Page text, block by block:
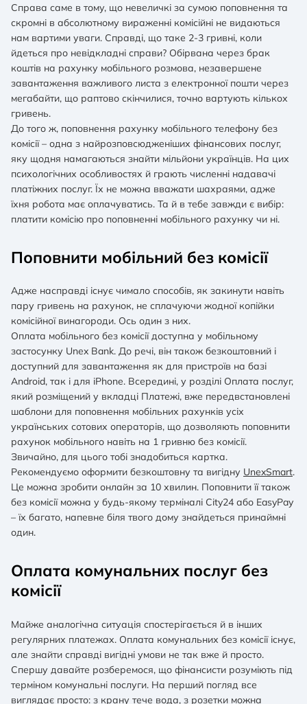
Справа саме в тому, що невеличкі за сумою поповнення та
скромні в абсолютному вираженні комісійні не видаються
нам вартими уваги. Справді, що таке 2-3 гривні, коли
йдеться про невідкладні справи? Обірвана через брак
коштів на рахунку мобільного розмова, незавершене
завантаження важливого листа з електронної пошти через
мегабайти, що раптово скінчилися, точно вартують кількох
гривень.
До того ж, поповнення рахунку мобільного телефону без
комісії – одна з найрозповсюдженіших фінансових послуг,
яку щодня намагаються знайти мільйони українців. На цих
психологічних особливостях й грають численні надавачі
платіжних послуг. Їх не можна вважати шахраями, адже
їхня робота має оплачуватись. Та й в тебе завжди є вибір:
платити комісію про поповненні мобільного рахунку чи ні.
Поповнити мобільний без комісії
Адже насправді існує чимало способів, як закинути навіть
пару гривень на рахунок, не сплачуючи жодної копійки
комісійної винагороди. Ось один з них.
Оплата мобільного без комісії доступна у мобільному
застосунку Unex Bank. До речі, він також безкоштовний і
доступний для завантаження як для пристроїв на базі
Android, так і для iPhone. Всередині, у розділі Оплата послуг,
який розміщений у вкладці Платежі, вже передвстановлені
шаблони для поповнення мобільних рахунків усіх
українських сотових операторів, що дозволяють поповнити
рахунок мобільного навіть на 1 гривню без комісії.
Звичайно, для цього тобі знадобиться картка.
Рекомендуємо оформити безкоштовну та вигідну UnexSmart.
Це можна зробити онлайн за 10 хвилин. Поповнити її також
без комісії можна у будь-якому терміналі City24 або EasyPay
– їх багато, напевне біля твого дому знайдеться принаймні
один.
Оплата комунальних послуг без
комісії
Майже аналогічна ситуація спостерігається й в інших
регулярних платежах. Оплата комунальних без комісії існує,
але знайти справді вигідні умови не так вже й просто.
Спершу давайте розберемося, що фінансисти розуміють під
терміном комунальні послуги. На перший погляд все
виглядає просто: з крану тече вода, з розетки можна